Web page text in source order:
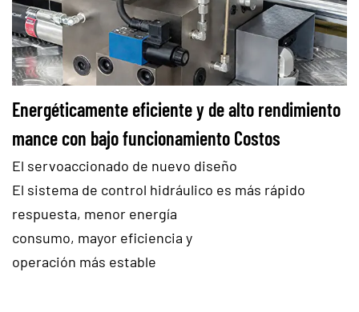
Energéticamente eficiente y de alto rendimiento
mance con bajo funcionamiento Costos
El servoaccionado de nuevo diseño
El sistema de control hidráulico es más rápido
respuesta, menor energía
consumo, mayor eficiencia y
operación más estable